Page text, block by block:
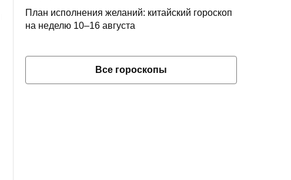
План исполнения желаний: китайский гороскоп
на неделю 10–16 августа
Все гороскопы